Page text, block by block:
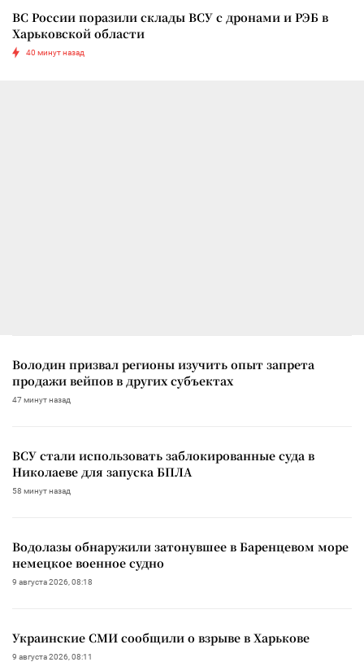
ВС России поразили склады ВСУ с дронами и РЭБ в
Харьковской области
40 минут назад
Володин призвал регионы изучить опыт запрета
продажи вейпов в других субъектах
47 минут назад
ВСУ стали использовать заблокированные суда в
Николаеве для запуска БПЛА
58 минут назад
Водолазы обнаружили затонувшее в Баренцевом море
немецкое военное судно
9 августа 2026, 08:18
Украинские СМИ сообщили о взрыве в Харькове
9 августа 2026, 08:11